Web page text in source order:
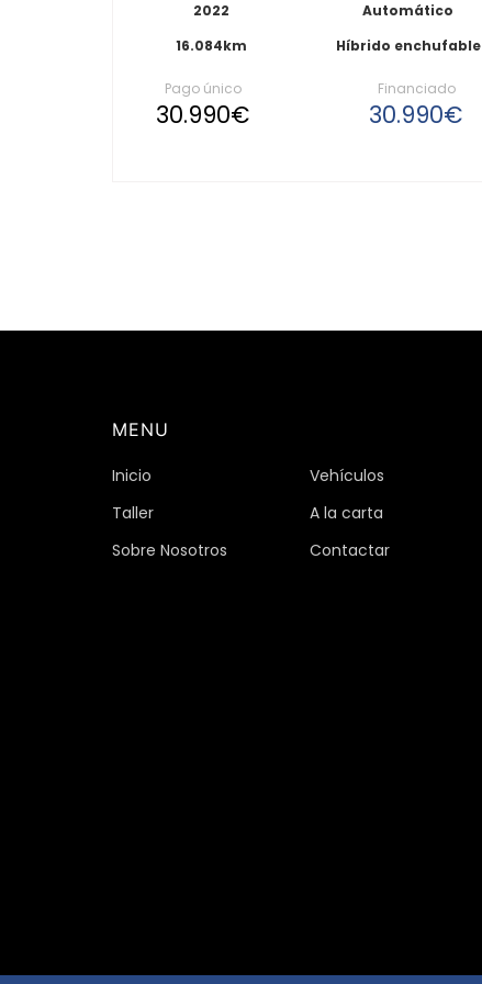
2022
16.084km
Automático
Híbrido enchufable
Pago único
30.990€
Financiado
30.990€
MENU
Inicio
Vehículos
Taller
A la carta
Sobre Nosotros
Contactar